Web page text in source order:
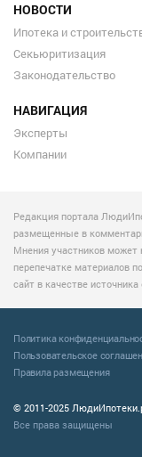
НОВОСТИ
Ипотека и
Секьюритизация
Законодательство
НАВИГАЦИЯ
Эксперты
Компании
Редакция портала
размещенные в
Мнения участников может
перепечатке материалов
сайт в качестве
© 2011-2025
Все права защищены
Политика
Пользовательское
Правила размещения